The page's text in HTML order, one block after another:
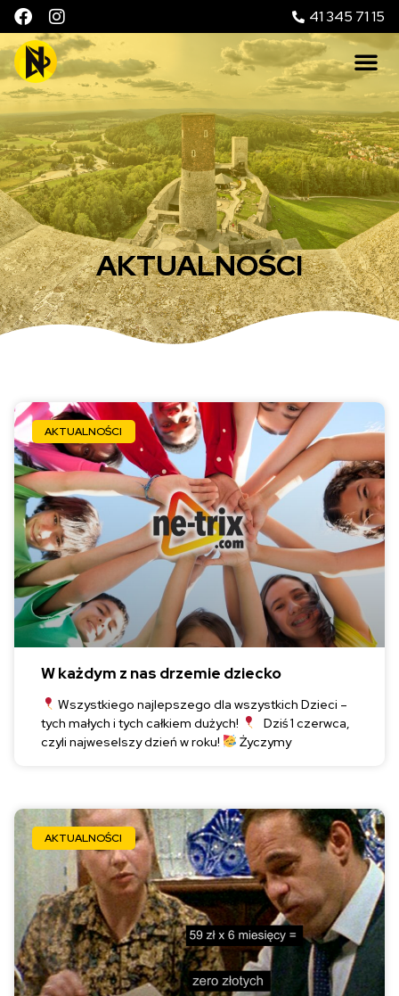
41 345 71 15
AKTUALNOŚCI
AKTUALNOŚCI
W każdym z nas drzemie dziecko
Wszystkiego najlepszego dla wszystkich Dzieci –
tych małych i tych całkiem dużych!
Dziś 1 czerwca,
czyli najweselszy dzień w roku!
Życzymy
AKTUALNOŚCI